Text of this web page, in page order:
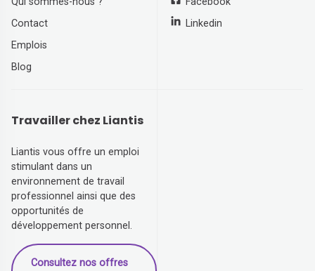
Contact
Emplois
Blog
Linkedin
Travailler chez Liantis
Liantis vous offre un emploi
stimulant dans un
environnement de travail
professionnel ainsi que des
opportunités de
développement personnel.
Consultez nos offres